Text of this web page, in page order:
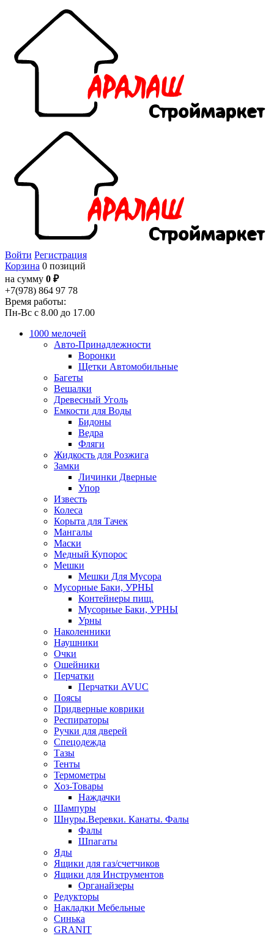
Войти Регистрация
Корзина 0 позиций
на сумму 0 ₽
+7(978) 864 97 78
Время работы:
Пн-Вс с 8.00 до 17.00
1000 мелочей
Авто-Принадлежности
Воронки
Щетки Автомобильные
Багеты
Вешалки
Древесный Уголь
Емкости для Воды
Бидоны
Ведра
Фляги
Жидкость для Розжига
Замки
Личинки Дверные
Упор
Известь
Колеса
Корыта для Тачек
Мангалы
Маски
Медный Купорос
Мешки
Мешки Для Мусора
Мусорные Баки, УРНЫ
Контейнеры пищ.
Мусорные Баки, УРНЫ
Урны
Наколенники
Наушники
Очки
Ошейники
Перчатки
Перчатки AVUC
Поясы
Придверные коврики
Респираторы
Ручки для дверей
Спецодежда
Тазы
Тенты
Термометры
Хоз-Товары
Наждачки
Шампуры
Шнуры.Веревки. Канаты. Фалы
Фалы
Шпагаты
Яды
Ящики для газ/счетчиков
Ящики для Инструментов
Органайзеры
Редукторы
Накладки Мебельные
Синька
GRANIT